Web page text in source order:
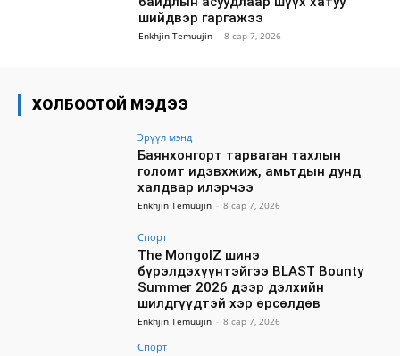
шийдвэр гаргажээ
Enkhjin Temuujin - 8 сар 7, 2026
ХОЛБООТОЙ МЭДЭЭ
Эрүүл мэнд
Баянхонгорт тарваган тахлын
голомт идэвхжиж, амьтдын дунд
халдвар илэрчээ
Enkhjin Temuujin - 8 сар 7, 2026
Спорт
The MongolZ шинэ
бүрэлдэхүүнтэйгээ BLAST Bounty
Summer 2026 дээр дэлхийн
шилдгүүдтэй хэр өрсөлдөв
Enkhjin Temuujin - 8 сар 7, 2026
Спорт